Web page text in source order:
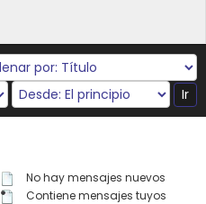
No hay mensajes nuevos
Contiene mensajes tuyos